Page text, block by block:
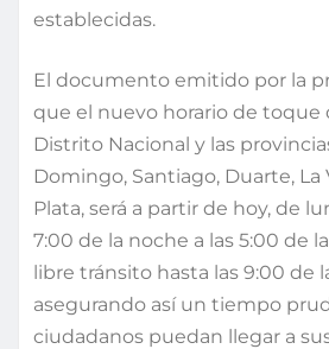
establecidas.
El documento emitido por la
que el nuevo horario de toque
Distrito Nacional y las
Domingo, Santiago, Duarte, La
Plata, será a partir de hoy, de
7:00 de la noche a las 5:00 de
libre tránsito hasta las 9:00 de
asegurando así un tiempo
ciudadanos puedan llegar a